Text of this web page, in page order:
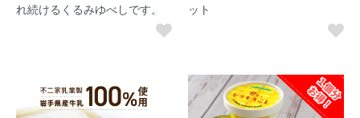
れ続けるくるみゆべしです。
ット